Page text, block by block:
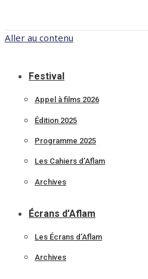
Aller au contenu
Festival
Appel à films 2026
Édition 2025
Programme 2025
Les Cahiers d’Aflam
Archives
Écrans d’Aflam
Les Écrans d’Aflam
Archives